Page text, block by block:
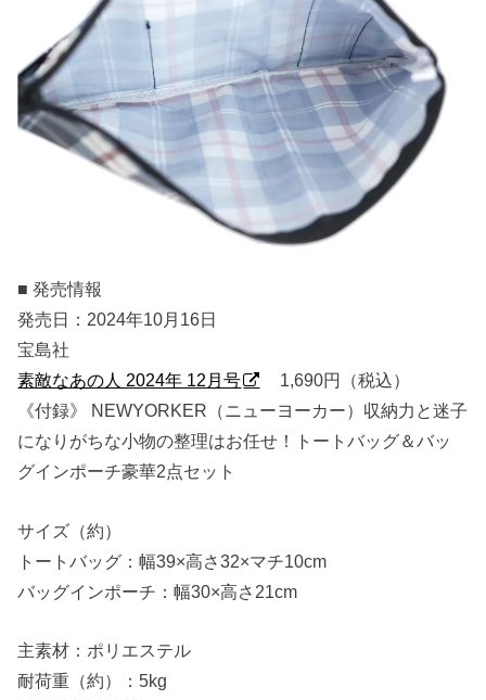
■ 発売情報
発売日：2024年10月16日
宝島社
素敵なあの人 2024年 12月号
1,690円（税込）
《付録》 NEWYORKER（ニューヨーカー）収納力と迷子
になりがちな小物の整理はお任せ！トートバッグ＆バッ
グインポーチ豪華2点セット
サイズ（約）
トートバッグ：幅39×高さ32×マチ10cm
バッグインポーチ：幅30×高さ21cm
主素材：ポリエステル
耐荷重（約）：5kg